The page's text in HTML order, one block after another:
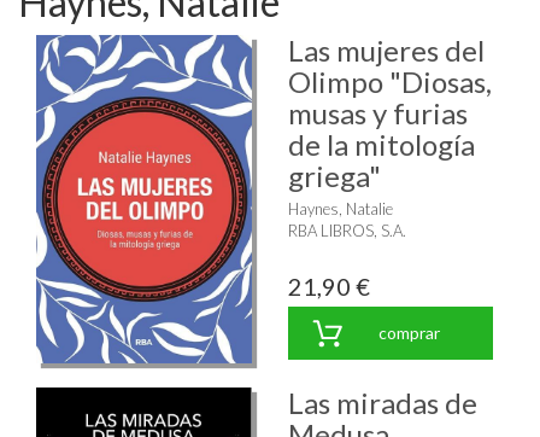
Las mujeres del
Olimpo "Diosas,
musas y furias
de la mitología
griega"
Haynes, Natalie
RBA LIBROS, S.A.
21,90 €
comprar
Las miradas de